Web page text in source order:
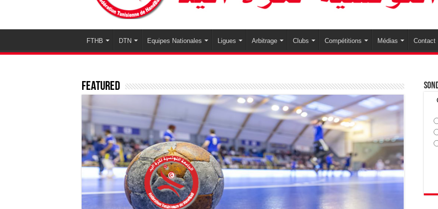
FTHB DTN Equipes Nationales Ligues Arbitrage Clubs Compétitions Médias Contact
Featured